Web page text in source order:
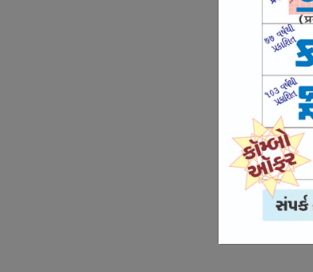
August 08,
અનુભવી
August 08,
રહાણે
August 08,